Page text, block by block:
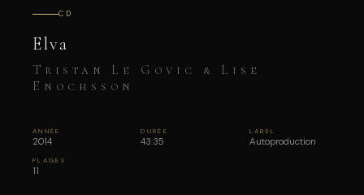
CD
Elva
Tristan Le Govic & Lise
Enochsson
ANNÉE
2014
DURÉE
43:35
LABEL
Autoproduction
PLAGES
11